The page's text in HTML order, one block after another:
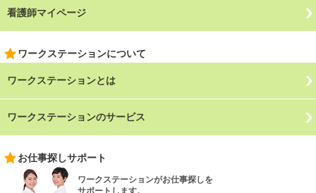
看護師マイページ
ワークステーションについて
ワークステーションとは
ワークステーションのサービス
お仕事探しサポート
ワークステーションがお仕事探しを